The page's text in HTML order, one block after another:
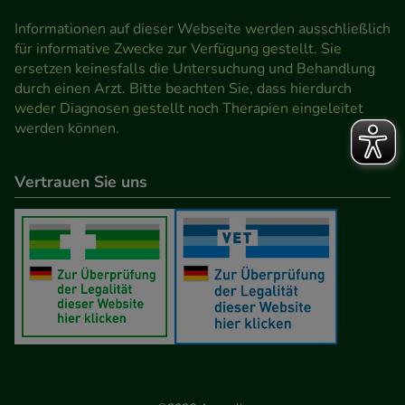
Werbung auf Drittseiten möglichst relevant für Sie
zu gestalten. Bitte beachten Sie, dass Daten hierfür
teilweise an Dritte wie z.B. Google oder soziale
Medien übertragen werden.
Informationen auf dieser Webseite werden ausschließlich
für informative Zwecke zur Verfügung gestellt. Sie
ersetzen keinesfalls die Untersuchung und Behandlung
durch einen Arzt. Bitte beachten Sie, dass hierdurch
weder Diagnosen gestellt noch Therapien eingeleitet
werden können.
Vertrauen Sie uns